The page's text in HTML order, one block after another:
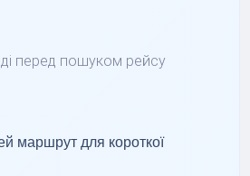
перед пошуком рейсу
маршрут для короткої